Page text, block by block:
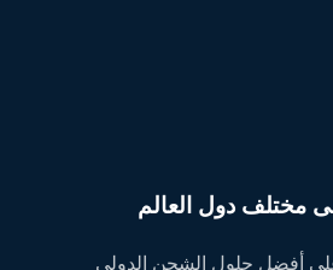
مختلف دول العالم
أفضل حلول الشحن الدولي